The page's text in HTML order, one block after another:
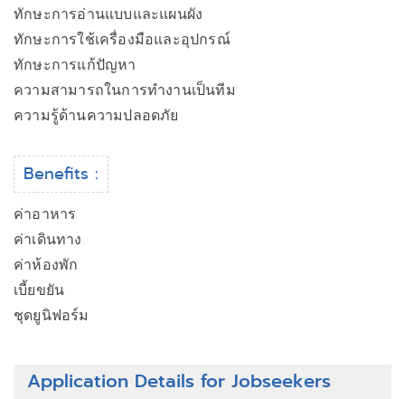
ทักษะการอ่านแบบและแผนผัง
ทักษะการใช้เครื่องมือและอุปกรณ์
ทักษะการแก้ปัญหา
ความสามารถในการทำงานเป็นทีม
ความรู้ด้านความปลอดภัย
Benefits :
ค่าอาหาร
ค่าเดินทาง
ค่าห้องพัก
เบี้ยขยัน
ชุดยูนิฟอร์ม
Application Details for Jobseekers